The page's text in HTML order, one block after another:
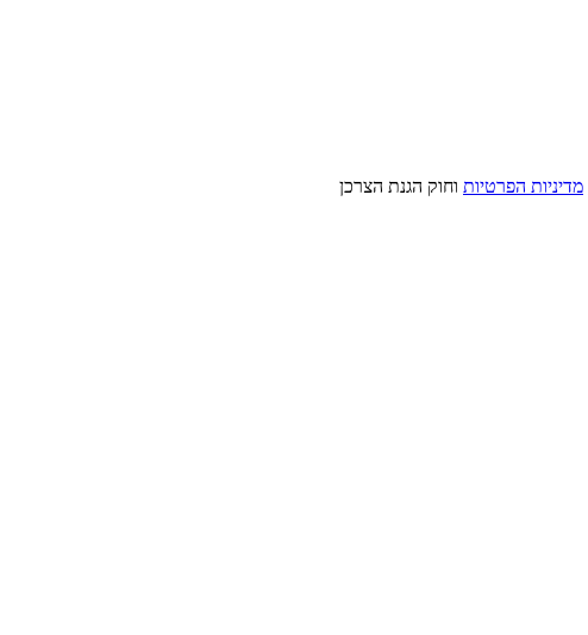
מדיניות הפרטיות וחוק הגנת הצרכן